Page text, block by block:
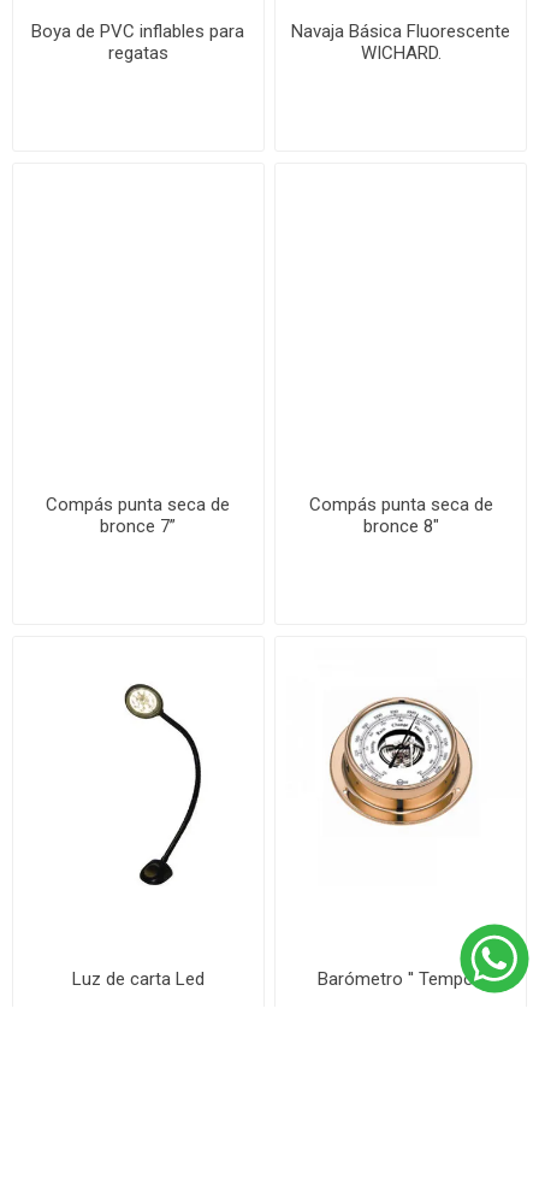
Boya de PVC inflables para
regatas
Navaja Básica Fluorescente
WICHARD.
Compás punta seca de
bronce 7”
Compás punta seca de
bronce 8"
Luz de carta Led Barómetro '' Tempo ''